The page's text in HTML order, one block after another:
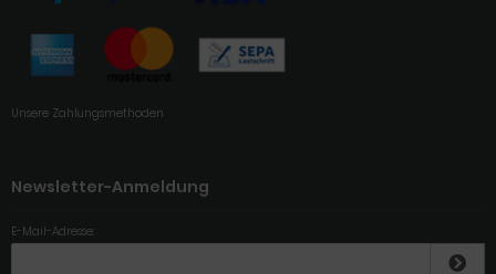
Unsere Zahlungsmethoden
Newsletter-Anmeldung
E-Mail-Adresse: